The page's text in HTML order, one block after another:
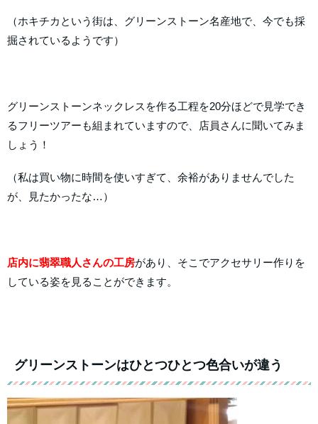
（ホキチカという街は、グリーンストーン名産地で、今でも採
掘されているようです）
グリーンストーンネックレスを作る工程を20分ほどで見学でき
るフリーツアーも組まれていますので、店員さんに聞いてみま
しょう！
（私は買い物に時間を使いすぎて、余裕がありませんでした
が、見たかったな…）
店内に翡翠職人さんの工房があり、そこでアクセサリー作りを
している姿を見ることができます。
グリーンストーンはひとつひとつ色合いが違う